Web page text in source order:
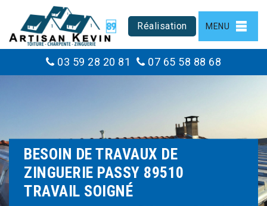
Réalisation MENU
03 59 28 20 81 07 65 58 88 68
BESOIN DE TRAVAUX DE
ZINGUERIE PASSY 89510
TRAVAIL SOIGNÉ